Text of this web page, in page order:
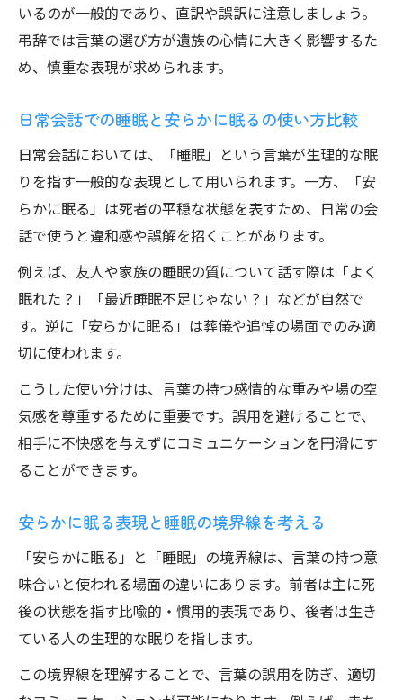
いるのが一般的であり、直訳や誤訳に注意しましょう。
弔辞では言葉の選び方が遺族の心情に大きく影響するた
め、慎重な表現が求められます。
日常会話での睡眠と安らかに眠るの使い方比較
日常会話においては、「睡眠」という言葉が生理的な眠
りを指す一般的な表現として用いられます。一方、「安
らかに眠る」は死者の平穏な状態を表すため、日常の会
話で使うと違和感や誤解を招くことがあります。
例えば、友人や家族の睡眠の質について話す際は「よく
眠れた？」「最近睡眠不足じゃない？」などが自然で
す。逆に「安らかに眠る」は葬儀や追悼の場面でのみ適
切に使われます。
こうした使い分けは、言葉の持つ感情的な重みや場の空
気感を尊重するために重要です。誤用を避けることで、
相手に不快感を与えずにコミュニケーションを円滑にす
ることができます。
安らかに眠る表現と睡眠の境界線を考える
「安らかに眠る」と「睡眠」の境界線は、言葉の持つ意
味合いと使われる場面の違いにあります。前者は主に死
後の状態を指す比喩的・慣用的表現であり、後者は生き
ている人の生理的な眠りを指します。
この境界線を理解することで、言葉の誤用を防ぎ、適切